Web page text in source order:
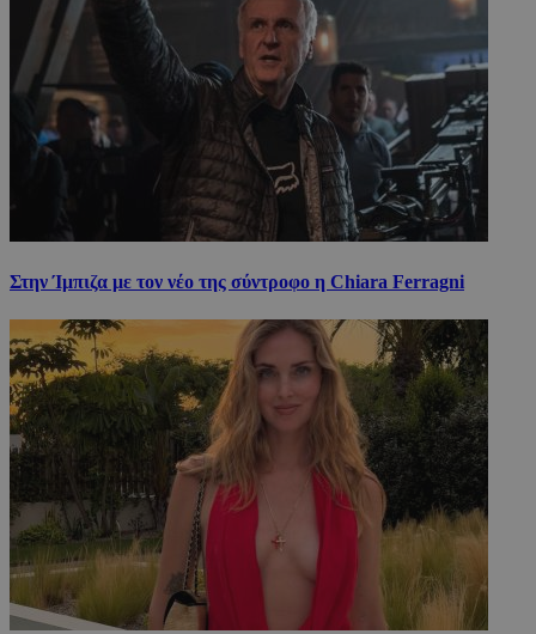
Στην Ίμπιζα με τον νέο της σύντροφο η Chiara Ferragni